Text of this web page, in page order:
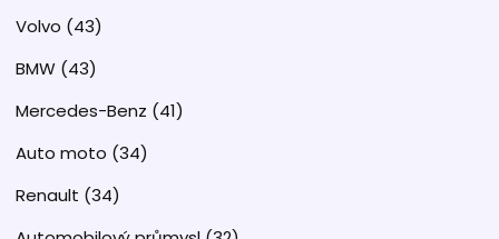
Volvo (43)
BMW (43)
Mercedes-Benz (41)
Auto moto (34)
Renault (34)